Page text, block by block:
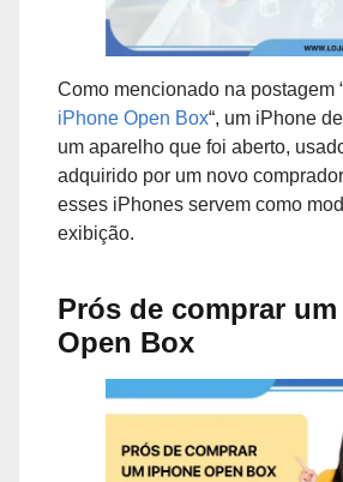
Como mencionado na postagem
iPhone Open Box“, um iPhone
um aparelho que foi aberto,
adquirido por um novo
esses iPhones servem como
exibição.
Prós de comprar
Open Box